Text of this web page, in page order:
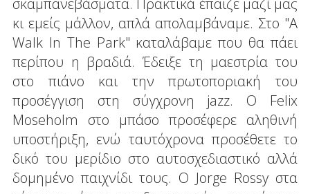
κι εμείς μάλλον, απλά απολαμβάναμε. Στο "A
Walk In The Park" καταλάβαμε που θα πάει
περίπου η βραδιά. Έδειξε τη μαεστρία του
στο πιάνο και την πρωτοποριακή του
προσέγγιση στη σύγχρονη jazz. Ο Felix
Moseholm στο μπάσο προσέφερε αληθινή
υποστήριξη, ενώ ταυτόχρονα προσέθετε το
δικό του μερίδιο στο αυτοσχεδιαστικό αλλά
δομημένο παιχνίδι τους. Ο Jorge Rossy στα